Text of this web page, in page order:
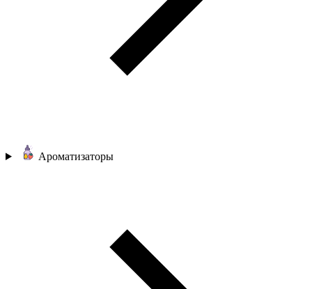
Ароматизаторы